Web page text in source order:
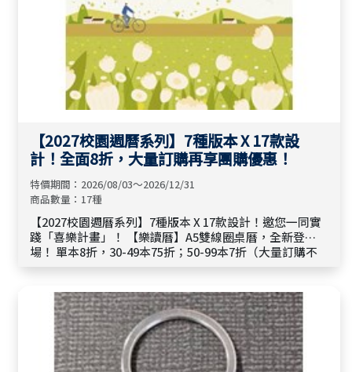
【2027校園週曆系列】7種版本 X 17款設
計！全面8折，大量訂購再享團購優惠！
特價期間：2026/08/03～2026/12/31
商品數量：17種
【2027校園週曆系列】7種版本 X 17款設計！邀您一同實
踐「喜樂計畫」！ 【樂讀曆】A5雙線圈桌曆，全新登
場！ 單本8折，30-49本75折；50-99本7折（大量訂購不